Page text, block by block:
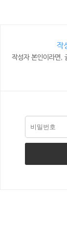
작
작성자 본인이라면,